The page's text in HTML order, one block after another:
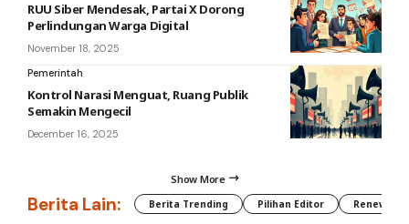
RUU Siber Mendesak, Partai X Dorong
Perlindungan Warga Digital
November 18, 2025
Pemerintah
Kontrol Narasi Menguat, Ruang Publik
Semakin Mengecil
December 16, 2025
Show More
Berita Lain: Berita Trending Pilihan Editor